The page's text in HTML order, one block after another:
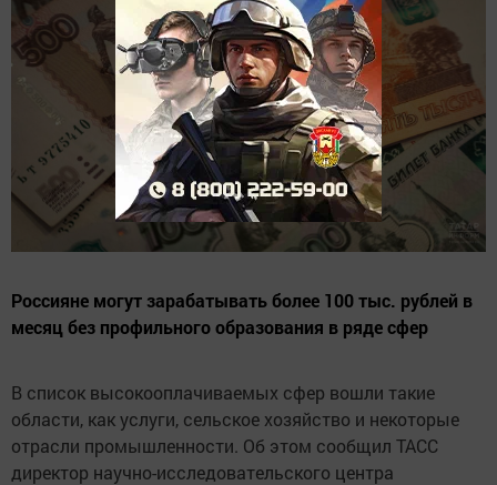
Россияне могут зарабатывать более 100 тыс. рублей в
месяц без профильного образования в ряде сфер
В список высокооплачиваемых сфер вошли такие
области, как услуги, сельское хозяйство и некоторые
отрасли промышленности. Об этом сообщил ТАСС
директор научно-исследовательского центра